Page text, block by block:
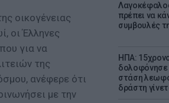
πρέπει να
συμβουλές
ΗΠΑ:
δολοφόνησε
στάση
δράστη
οικογένειας
οι Έλληνες
για να
της
ανέφερε ότι
με την